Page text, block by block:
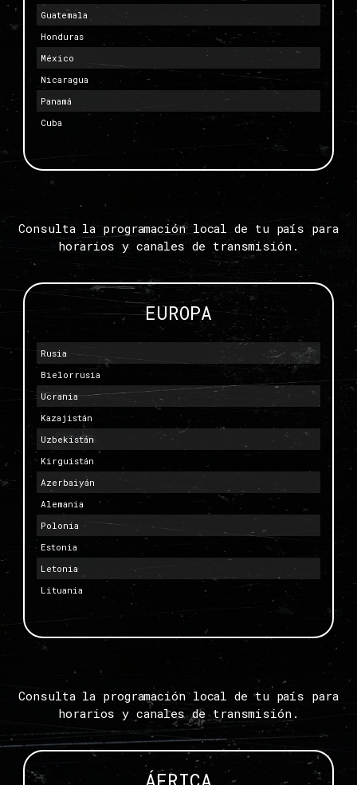
Guatemala
Honduras
México
Nicaragua
Panamá
Cuba
Consulta la programación local de tu país para
horarios y canales de transmisión.
EUROPA
Rusia
Bielorrusia
Ucrania
Kazajistán
Uzbekistán
Kirguistán
Azerbaiyán
Alemania
Polonia
Estonia
Letonia
Lituania
Consulta la programación local de tu país para
horarios y canales de transmisión.